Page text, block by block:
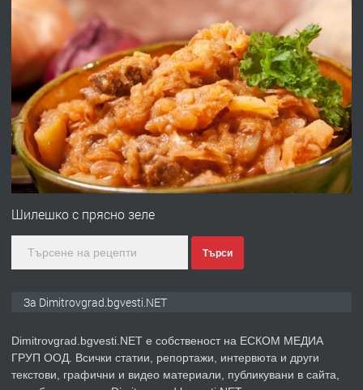
преди 11 месеца
ПРЕДЛАГА
Отпушване на канали тоалетни
вертикални щрангове
преди 11 месеца
ПРЕДЛАГА Онлайн магазин за всички!
преди 2 месеца
Шилешко с прясно зеле
Търси
За Dimitrovgrad.bgvesti.NET
Dimitrovgrad.bgvesti.NET е собственост на ЕСКОМ МЕДИА
ГРУП ООД. Всички статии, репортажи, интервюта и други
текстови, графични и видео материали, публикувани в сайта,